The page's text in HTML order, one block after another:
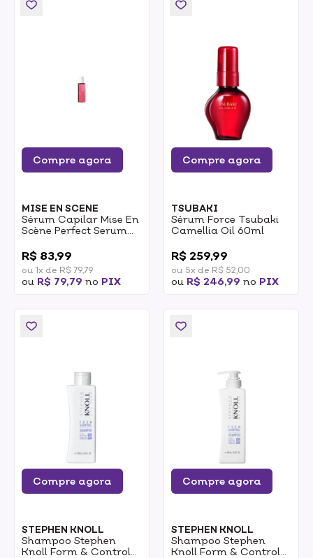
Compre agora
MISE EN SCENE
Sérum Capilar Mise En
Scène Perfect Serum
R$ 83,99
ou 1x de R$ 79,79
ou R$ 79,79 no PIX
Compre agora
TSUBAKI
Sérum Force Tsubaki
Camellia Oil 60ml
R$ 259,99
ou 5x de R$ 52,00
ou R$ 246,99 no PIX
Compre agora
STEPHEN KNOLL
Shampoo Stephen
Knoll Form & Control
Compre agora
STEPHEN KNOLL
Shampoo Stephen
Knoll Form & Control